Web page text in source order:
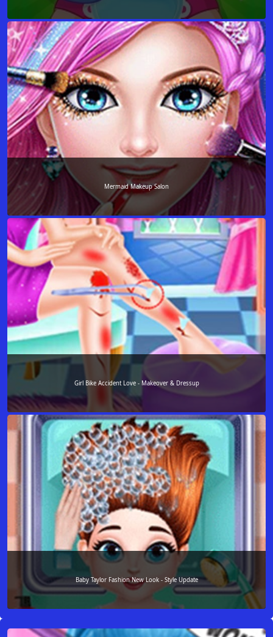
Mermaid Makeup Salon
Girl Bike Accident Love - Makeover & Dressup
Baby Taylor Fashion New Look - Style Update